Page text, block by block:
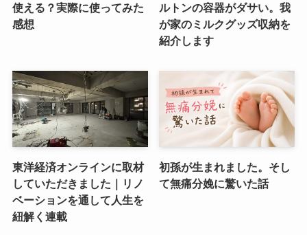
使える？実際に使ってみた
感想
ルトンの容器がダサい。我
が家のミルクグッズ収納を
紹介します
東洋経済オンラインに取材
していただきました｜リノ
ベーションを通して人生を
紐解く連載
初孫が生まれました。そし
て無痛分娩に驚いた話